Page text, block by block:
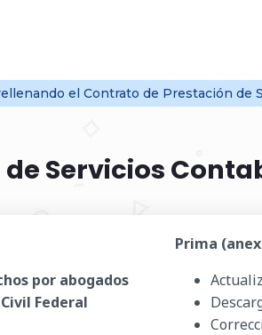
el Contrato de Prestación de
Servicios
por abogados
Federal
Prima